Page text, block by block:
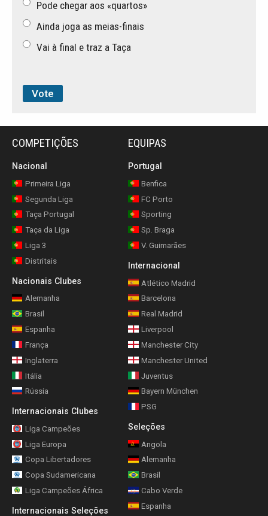
Pode chegar aos «quartos»
Ainda joga as meias-finais
Vai à final e traz a Taça
COMPETIÇÕES
Nacional
Primeira Liga
Segunda Liga
Taça Portugal
Taça da Liga
Liga 3
Distritais
Nacionais Clubes
Alemanha
Brasil
Espanha
França
Inglaterra
Itália
Rússia
Internacionais Clubes
Liga Campeões
Liga Europa
Copa Libertadores
Copa Sudamericana
Liga Campeões África
Internacionais Seleções
EQUIPAS
Portugal
Benfica
FC Porto
Sporting
Sp. Braga
V. Guimarães
Internacional
Atlético Madrid
Barcelona
Real Madrid
Liverpool
Manchester City
Manchester United
Juventus
Bayern München
PSG
Seleções
Angola
Alemanha
Brasil
Cabo Verde
Espanha